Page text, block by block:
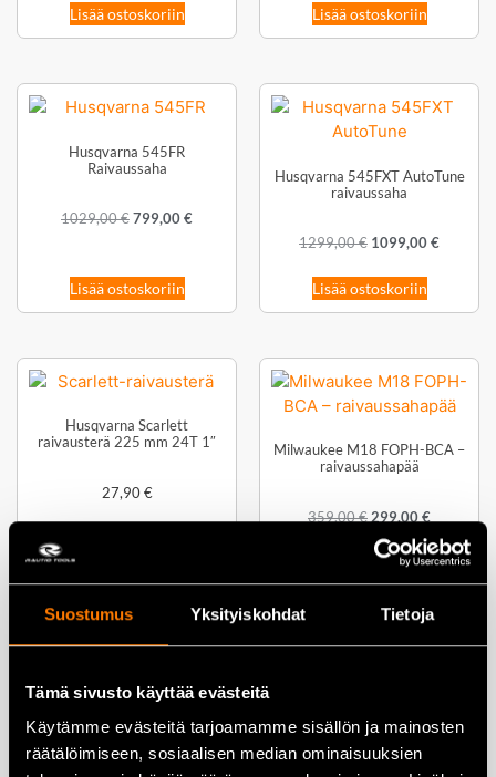
Suostumus Yksityiskohdat Tietoja
Tämä sivusto käyttää evästeitä
Käytämme evästeitä tarjoamamme sisällön ja mainosten
räätälöimiseen, sosiaalisen median ominaisuuksien
Lisää ostoskoriin Lisää ostoskoriin
Husqvarna 545FR
Raivaussaha
1029,00€799,00€
Lisää ostoskoriin
Husqvarna 545FXT AutoTune
raivaussaha
1299,00€ 1099,00€
Lisää ostoskoriin
Husqvarna Scarlett
raivausterä 225 mm 24T 1″
27,90€
Lisää ostoskoriin
Milwaukee M18 FOPH-BCA –
raivaussahapää
359,00€299,00€
Lisää ostoskoriin
STIGA BC 700e B
Stiga BC 750 B raivaussaha